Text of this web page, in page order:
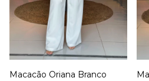
Macacão Oriana Branco